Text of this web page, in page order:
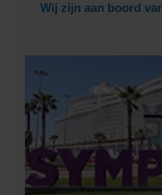
Wij zijn aan boord